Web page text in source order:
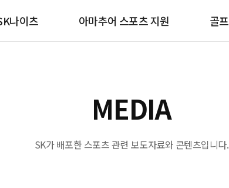
나이츠 아마추어 스포츠 지원 골프
MEDIA
SK가 배포한 스포츠 관련 보도자료와 콘텐츠입니다.